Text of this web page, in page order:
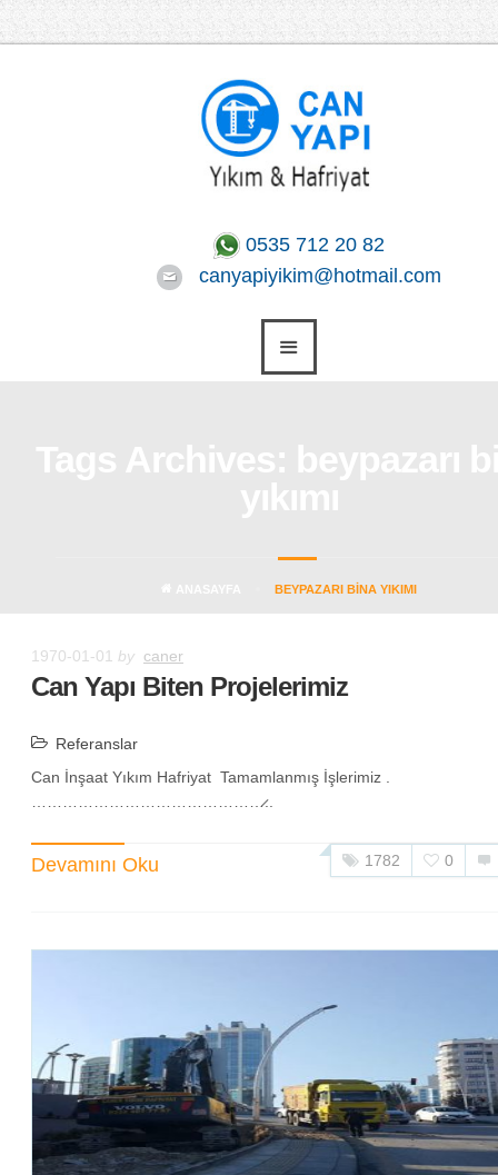
0535 712 20 82
canyapiyikim@hotmail.com
BEYPAZARI BINA YIKIMI
1970-01-01 by caner
Can Yapı Biten Projelerimiz
Referanslar
Can İnşaat Yıkım Hafriyat Tamamlanmış İşlerimiz .
………………………………………̷..
Devamını Oku 1782 0